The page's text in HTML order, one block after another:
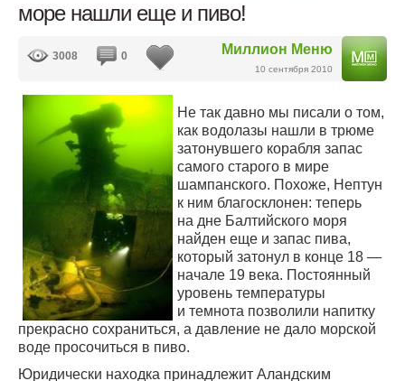
море нашли еще и пиво!
Миллион Меню
10 сентября 2010
3008 0
Не так давно мы писали о том,
как водолазы нашли в трюме
затонувшего корабля запас
самого старого в мире
шампанского. Похоже, Нептун
к ним благосклонен: теперь
на дне Балтийского моря
найден еще и запас пива,
который затонул в конце 18 —
начале 19 века. Постоянный
уровень температуры
и темнота позволили напитку
прекрасно сохраниться, а давление не дало морской
воде просочиться в пиво.
Юридически находка принадлежит Аландским